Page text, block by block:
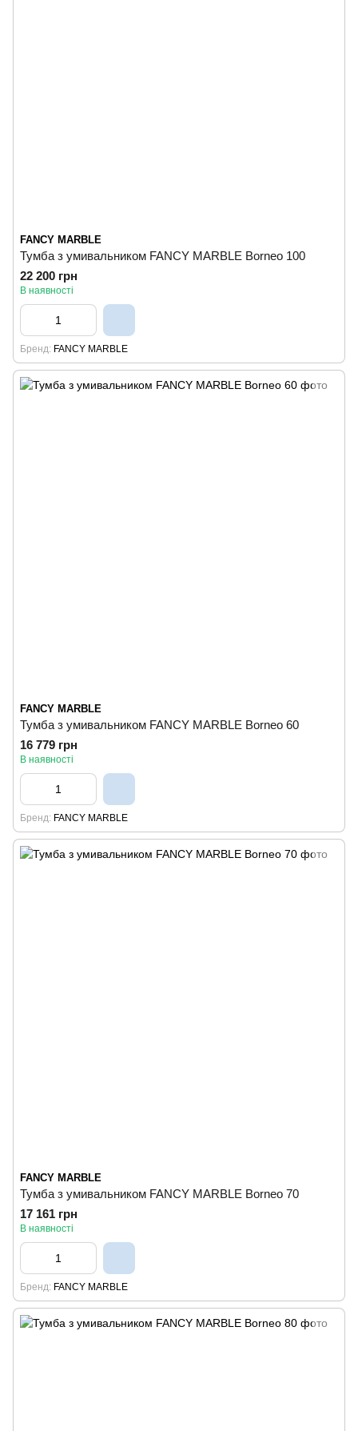
FANCY MARBLE
Тумба з умивальником FANCY MARBLE Borneo 100
22 200 грн
В наявності
Бренд FANCY MARBLE
FANCY MARBLE
Тумба з умивальником FANCY MARBLE Borneo 60
16 779 грн
В наявності
Бренд FANCY MARBLE
FANCY MARBLE
Тумба з умивальником FANCY MARBLE Borneo 70
17 161 грн
В наявності
Бренд FANCY MARBLE